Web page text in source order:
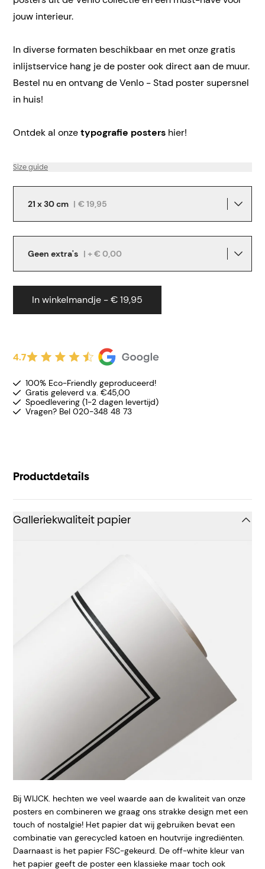
jouw interieur.
In diverse formaten beschikbaar en met onze gratis
inlijstservice hang je de poster ook direct aan de muur.
Bestel nu en ontvang de Venlo - Stad poster supersnel
in huis!
Ontdek al onzetypografie posters hier!
Size guide
21 x 30 cm | € 19,95
Geen extra's | + € 0,00
In winkelmandje - € 19,95
4.7
100% Eco-Friendly geproduceerd!
Gratis geleverd v.a. €45,00
Spoedlevering (1-2 dagen levertijd)
Vragen? Bel 020-348 48 73
Productdetails
Galleriekwaliteit papier
Bij WIJCK. hechten we veel waarde aan de kwaliteit van onze
posters en combineren we graag ons strakke design met een
touch of nostalgie! Het papier dat wij gebruiken bevat een
combinatie van gerecycled katoen en houtvrije ingrediënten.
Daarnaast is het papier FSC-gekeurd. De off-white kleur van
het papier geeft de poster een klassieke maar toch ook